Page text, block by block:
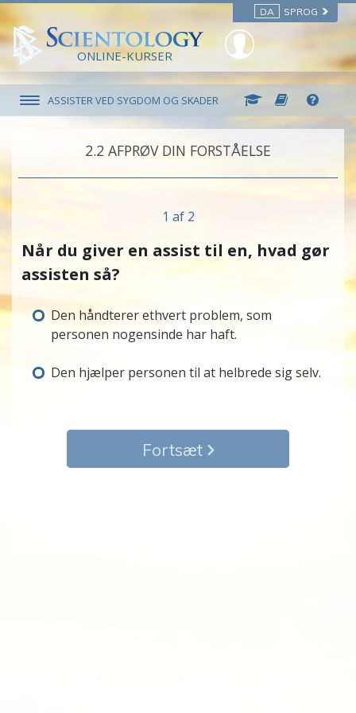
DA SPROG
ONLINE-KURSER
ASSISTER VED SYGDOM OG SKADER
2.‎2 AFPRØV DIN FORSTÅELSE
1 af 2
Når du giver en assist til en, hvad gør
assisten så?
Den håndterer ethvert problem, som
personen nogensinde har haft.
Den hjælper personen til at helbrede sig selv.
Fortsæt